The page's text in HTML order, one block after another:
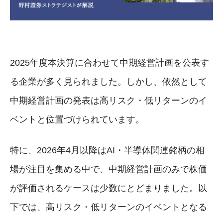
2025年度本決算に合わせて中期経営計画を公表す
る企業が多く見られました。しかし、依然として
中期経営計画の発表は高リスク・低リターンのイ
ベントと位置づけられています。
特に、2026年4月以降はAI・半導体関連銘柄の相
場が注目を集める中で、中期経営計画のみで株価
が評価されるケースは少数にとどまりました。以
下では、高リスク・低リターンのイベントとなる